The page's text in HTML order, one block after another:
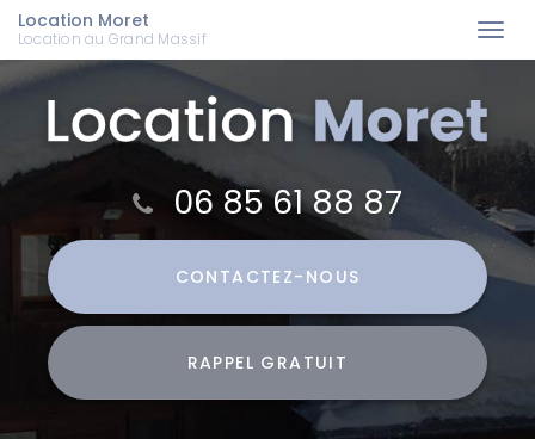
Aller
contenu
principal
Location Moret
Location au Grand Massif
06 85 61 88 87
CONTACTEZ- NOUS
RAPPEL GRATUIT